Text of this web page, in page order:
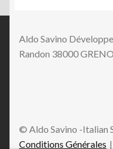
Aldo Savino
Randon 38000
© Aldo Savino -Italian
Conditions Générales